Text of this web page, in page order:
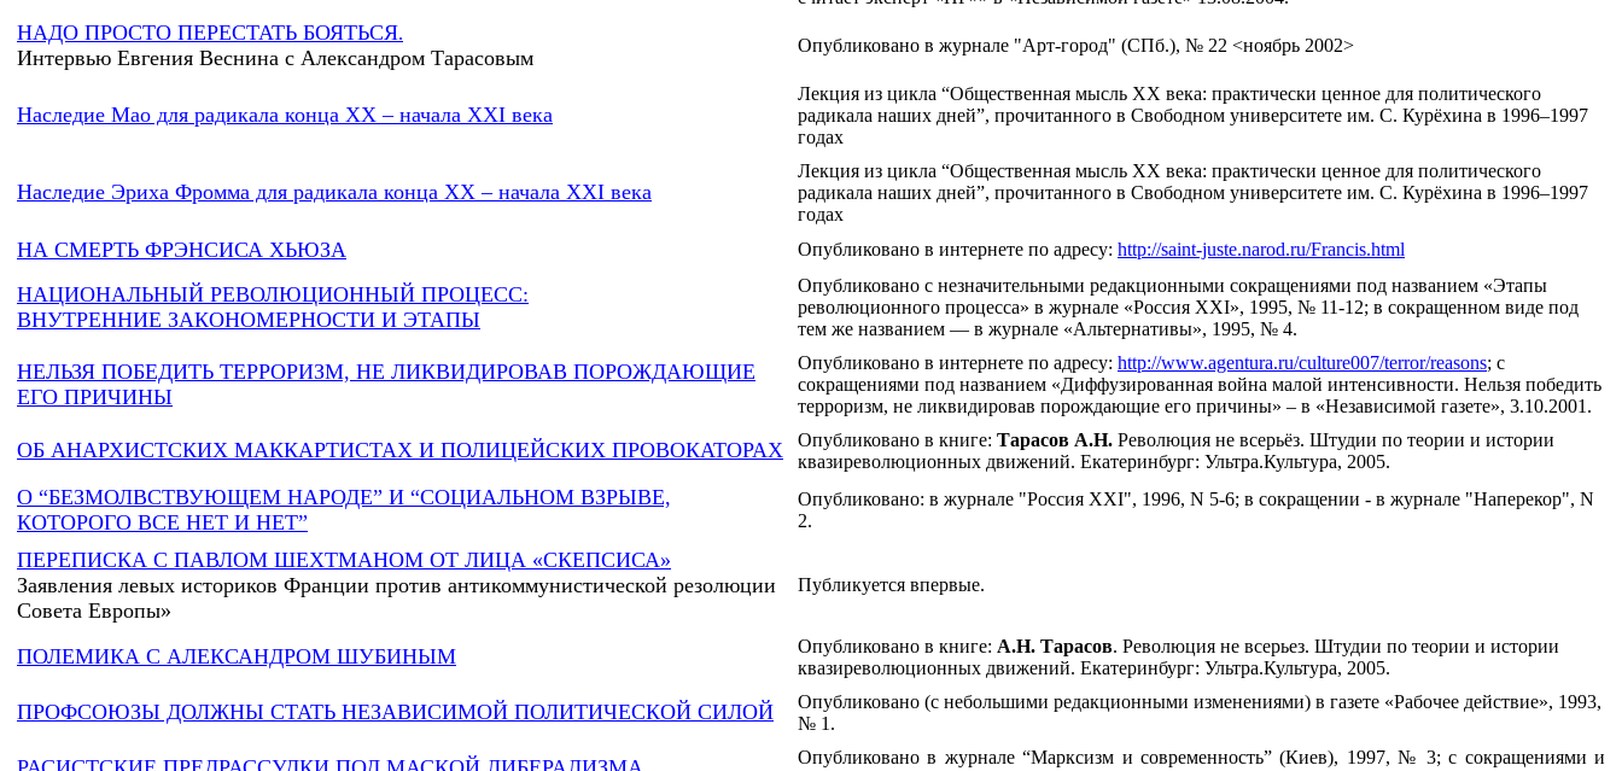
НАДО ПРОСТО ПЕРЕСТАТЬ БОЯТЬСЯ.
Интервью Евгения Веснина с Александром Тарасовым
Опубликовано в журнале "Арт-город" (СПб.), № 22 <ноябрь 2002>
Наследие Мао для радикала конца XX – начала XXI века
Лекция из цикла “Общественная мысль XX века: практически ценное для политического
радикала наших дней”, прочитанного в Свободном университете им. С. Курёхина в 1996–1997
годах
Наследие Эриха Фромма для радикала конца XX – начала XXI века
Лекция из цикла “Общественная мысль XX века: практически ценное для политического
радикала наших дней”, прочитанного в Свободном университете им. С. Курёхина в 1996–1997
годах
НА СМЕРТЬ ФРЭНСИСА ХЬЮЗА Опубликовано в интернете по адресу: http://saint-juste.narod.ru/Francis.html
НАЦИОНАЛЬНЫЙ РЕВОЛЮЦИОННЫЙ ПРОЦЕСС:
ВНУТРЕННИЕ ЗАКОНОМЕРНОСТИ И ЭТАПЫ
Опубликовано с незначительными редакционными сокращениями под названием «Этапы
революционного процесса» в журнале «Россия XXI», 1995, № 11-12; в сокращенном виде под
тем же названием — в журнале «Альтернативы», 1995, № 4.
НЕЛЬЗЯ ПОБЕДИТЬ ТЕРРОРИЗМ, НЕ ЛИКВИДИРОВАВ ПОРОЖДАЮЩИЕ
ЕГО ПРИЧИНЫ
Опубликовано в интернете по адресу: http://www.agentura.ru/culture007/terror/reasons; с
сокращениями под названием «Диффузированная война малой интенсивности. Нельзя победить
терроризм, не ликвидировав порождающие его причины» – в «Независимой газете», 3.10.2001.
ОБ АНАРХИСТСКИХ МАККАРТИСТАХ И ПОЛИЦЕЙСКИХ ПРОВОКАТОРАХ Опубликовано в книге: Тарасов А.Н. Революция не всерьёз. Штудии по теории и истории
квазиреволюционных движений. Екатеринбург: Ультра.Культура, 2005.
О “БЕЗМОЛВСТВУЮЩЕМ НАРОДЕ” И “СОЦИАЛЬНОМ ВЗРЫВЕ,
КОТОРОГО ВСЕ НЕТ И НЕТ”
Опубликовано: в журнале "Россия XXI", 1996, N 5-6; в сокращении - в журнале "Наперекор", N
2.
ПЕРЕПИСКА С ПАВЛОМ ШЕХТМАНОМ ОТ ЛИЦА «СКЕПСИСА»
Заявления левых историков Франции против антикоммунистической резолюции
Совета Европы»
Публикуется впервые.
ПОЛЕМИКА С АЛЕКСАНДРОМ ШУБИНЫМ Опубликовано в книге: А.Н. Тарасов. Революция не всерьез. Штудии по теории и истории
квазиреволюционных движений. Екатеринбург: Ультра.Культура, 2005.
ПРОФСОЮЗЫ ДОЛЖНЫ СТАТЬ НЕЗАВИСИМОЙ ПОЛИТИЧЕСКОЙ СИЛОЙ
Опубликовано (с небольшими редакционными изменениями) в газете «Рабочее действие», 1993,
№ 1.
Опубликовано в журнале “Марксизм и современность” (Киев), 1997, № 3; с сокращениями и